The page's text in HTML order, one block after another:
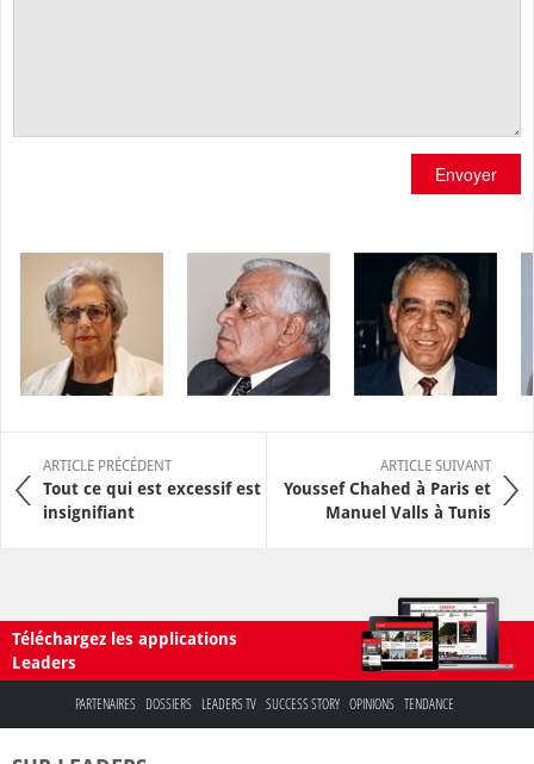
Envoyer
ARTICLE PRÉCÉDENT
Tout ce qui est excessif est
insignifiant
ARTICLE SUIVANT
Youssef Chahed à Paris et
Manuel Valls à Tunis
Téléchargez les applications
Leaders
PARTENAIRES DOSSIERS LEADERS TV SUCCESS STORY OPINIONS TENDANCE